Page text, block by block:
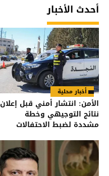
أحدث الأخبار
أخبار محلية
الأمن: انتشار أمني قبل إعلان
نتائج التوجيهي وخطة
مشددة لضبط الاحتفالات